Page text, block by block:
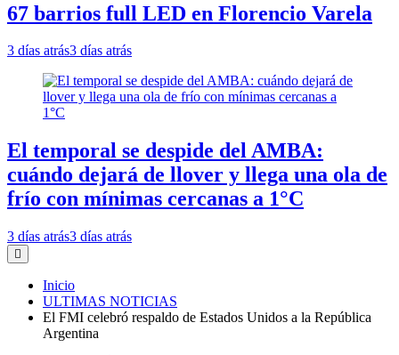
67 barrios full LED en Florencio Varela
3 días atrás3 días atrás
El temporal se despide del AMBA:
cuándo dejará de llover y llega una ola de
frío con mínimas cercanas a 1°C
3 días atrás3 días atrás
Inicio
ULTIMAS NOTICIAS
El FMI celebró respaldo de Estados Unidos a la República
Argentina